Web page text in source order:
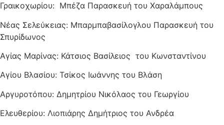
Γραικοχωρίου: Μπέζα Παρασκευή του Χαραλάμπους
Νέας Σελεύκειας: Μπαρμπαβασίλογλου Παρασκευή του
Σπυρίδωνος
Αγίας Μαρίνας: Κάτσιος Βασίλειος του Κωνσταντίνου
Αγίου Βλασίου: Τσίκος Ιωάννης του Βλάση
Αργυροτόπου: Δημητρίου Νικόλαος του Γεωργίου
Ελευθερίου: Λιοπιάρης Δημήτριος του Ανδρέα